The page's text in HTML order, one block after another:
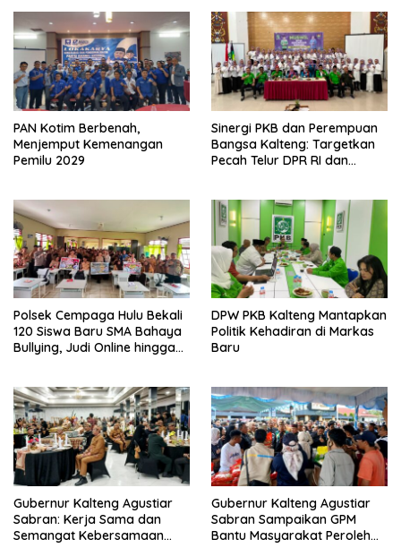
PAN Kotim Berbenah,
Menjemput Kemenangan
Pemilu 2029
Sinergi PKB dan Perempuan
Bangsa Kalteng: Targetkan
Pecah Telur DPR RI dan
Polsek Cempaga Hulu Bekali
120 Siswa Baru SMA Bahaya
Bullying, Judi Online hingga
DPW PKB Kalteng Mantapkan
Politik Kehadiran di Markas
Baru
Gubernur Kalteng Agustiar
Sabran: Kerja Sama dan
Semangat Kebersamaan
Gubernur Kalteng Agustiar
Sabran Sampaikan GPM
Bantu Masyarakat Peroleh